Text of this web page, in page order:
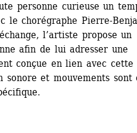
personne curieuse un
le chorégraphe Pierre-
l’artiste propose un
afin de lui adresser une
conçue en lien avec cette
et mouvements sont